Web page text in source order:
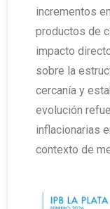
incrementos en
productos de
impacto
sobre la
cercanía y
evolución
inflacionarias
contexto de